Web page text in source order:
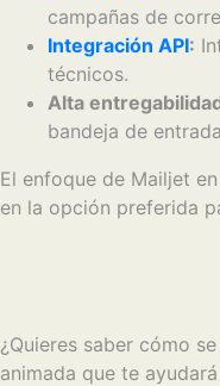
campañas de
Integración API:
técnicos.
Alta
bandeja de
El enfoque de Mailjet
en la opción preferida
¿Quieres saber cómo
animada que te